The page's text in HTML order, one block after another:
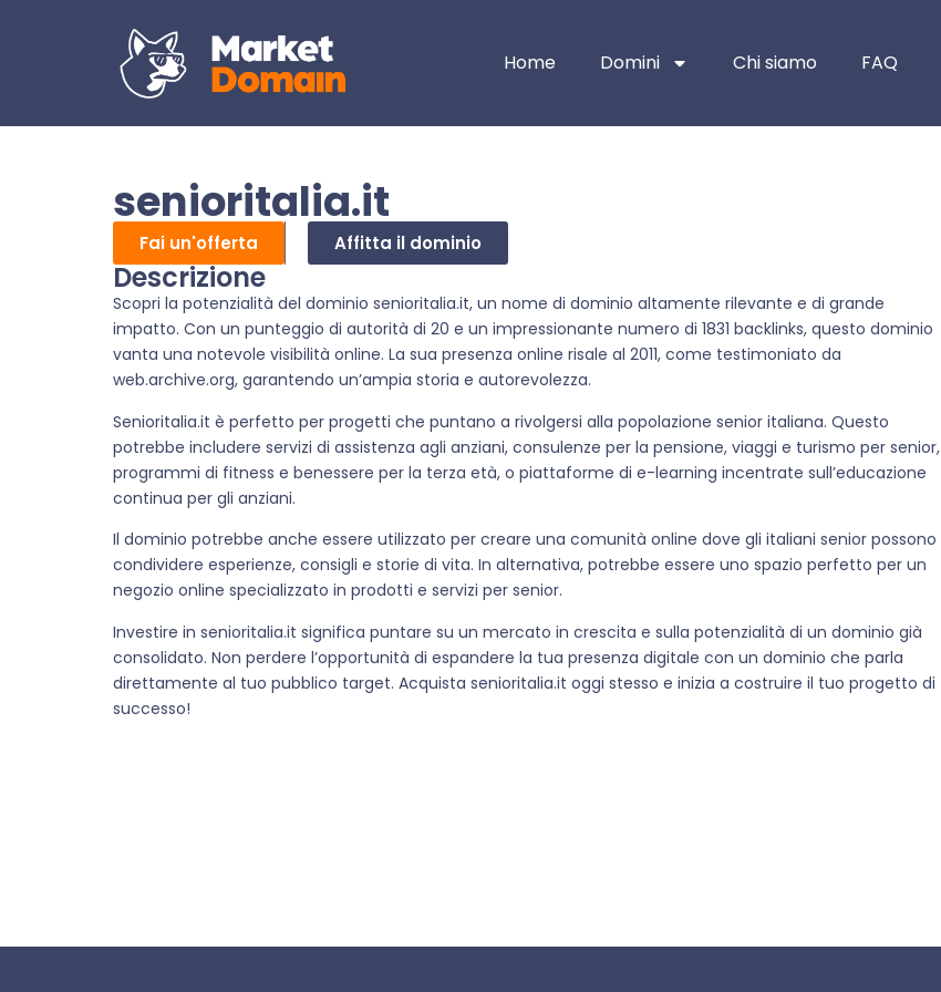
Home Domini Chi siamo FAQ
senioritalia.it
Fai un'offerta Affitta il dominio
Descrizione
Scopri la potenzialità del dominio senioritalia.it, un nome di dominio altamente rilevante e di grande
impatto. Con un punteggio di autorità di 20 e un impressionante numero di 1831 backlinks, questo dominio
vanta una notevole visibilità online. La sua presenza online risale al 2011, come testimoniato da
web.archive.org, garantendo un’ampia storia e autorevolezza.
Senioritalia.it è perfetto per progetti che puntano a rivolgersi alla popolazione senior italiana. Questo
potrebbe includere servizi di assistenza agli anziani, consulenze per la pensione, viaggi e turismo per senior,
programmi di fitness e benessere per la terza età, o piattaforme di e-learning incentrate sull’educazione
continua per gli anziani.
Il dominio potrebbe anche essere utilizzato per creare una comunità online dove gli italiani senior possono
condividere esperienze, consigli e storie di vita. In alternativa, potrebbe essere uno spazio perfetto per un
negozio online specializzato in prodotti e servizi per senior.
Investire in senioritalia.it significa puntare su un mercato in crescita e sulla potenzialità di un dominio già
consolidato. Non perdere l’opportunità di espandere la tua presenza digitale con un dominio che parla
direttamente al tuo pubblico target. Acquista senioritalia.it oggi stesso e inizia a costruire il tuo progetto di
successo!